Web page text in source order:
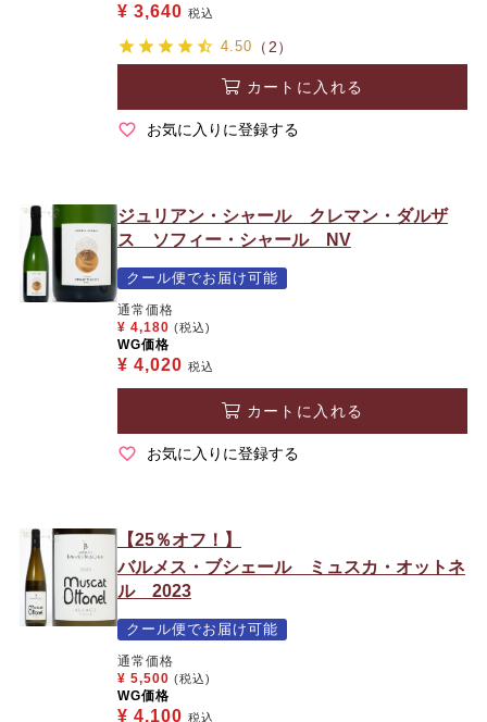
¥ 3,640 税込
4.50 （2）
カートに入れる
お気に入りに登録する
ジュリアン・シャール クレマン・ダルザ
ス ソフィー・シャール NV
クール便でお届け可能
通常価格
¥ 4,180 (税込)
WG価格
¥ 4,020 税込
カートに入れる
お気に入りに登録する
【25％オフ！】
バルメス・ブシェール ミュスカ・オットネ
ル 2023
クール便でお届け可能
通常価格
¥ 5,500 (税込)
WG価格
¥ 4,100 税込